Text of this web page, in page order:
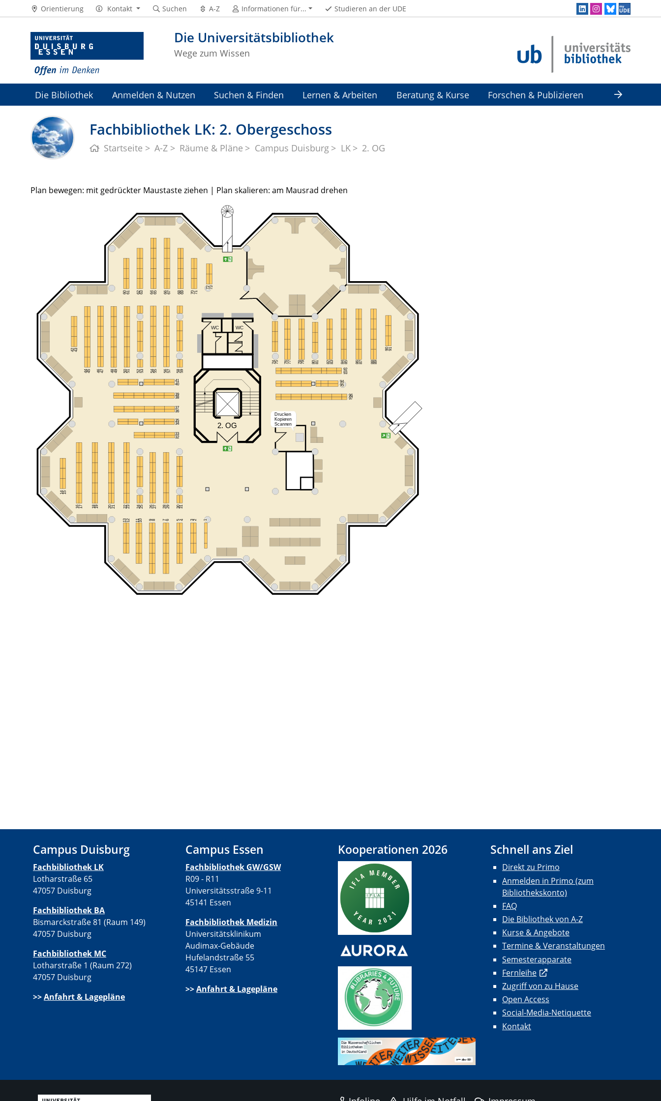
Die Universitätsbibliothek
Wege zum Wissen
Orientierung Kontakt Suchen A-Z Informationen für... Studieren an der UDE
Die Bibliothek Anmelden & Nutzen Suchen & Finden Lernen & Arbeiten Beratung & Kurse
Forschen & Publizieren
Universitätsarchiv
Fachbibliothek LK: 2. Obergeschoss
Startseite A-Z Räume & Pläne Campus Duisburg LK 2. OG
Plan bewegen: mit gedrückter Maustaste ziehen | Plan skalieren: am Mausrad drehen
Campus Duisburg
Fachbibliothek LK
Lotharstraße 65
47057 Duisburg
Fachbibliothek BA
Bismarckstraße 81 (Raum 149)
47057 Duisburg
Fachbibliothek MC
Lotharstraße 1 (Raum 272)
47057 Duisburg
>>Anfahrt & Lagepläne
Campus Essen
Fachbibliothek GW/GSW
R09 - R11
Universitätsstraße 9-11
45141 Essen
Fachbibliothek Medizin
Universitätsklinikum
Audimax-Gebäude
Hufelandstraße 55
45147 Essen
>>Anfahrt & Lagepläne
Kooperationen 2026 Schnell ans Ziel
Direkt zu Primo
Anmelden in Primo (zum
Bibliothekskonto)
FAQ
Die Bibliothek von A-Z
Kurse & Angebote
Termine & Veranstaltungen
Semesterapparate
Fernleihe
Zugriff von zu Hause
Open Access
Social-Media-Netiquette
Kontakt